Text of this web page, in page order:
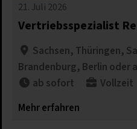
21. Juli 2026
Vertriebsspezialist
Sachsen, Thüringen,
Brandenburg, Berlin oder
ab sofort
Vollzeit
Mehr erfahren